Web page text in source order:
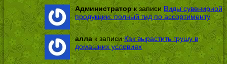
Администраторк записи Виды сувенирной
продукции: полный гид по ассортименту
алла к записиКак вырастить грушу в
домашних условиях